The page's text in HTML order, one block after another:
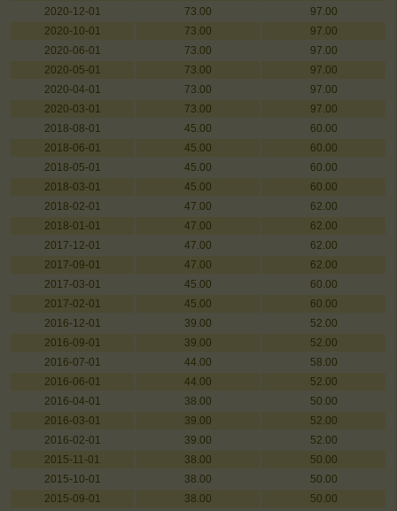
2020-12-01
73.00
97.00
2020-10-01
73.00
97.00
2020-06-01
73.00
97.00
2020-05-01
73.00
97.00
2020-04-01
73.00
97.00
2020-03-01
73.00
97.00
2018-08-01
45.00
60.00
2018-06-01
45.00
60.00
2018-05-01
45.00
60.00
2018-03-01
45.00
60.00
2018-02-01
47.00
62.00
2018-01-01
47.00
62.00
2017-12-01
47.00
62.00
2017-09-01
47.00
62.00
2017-03-01
45.00
60.00
2017-02-01
45.00
60.00
2016-12-01
39.00
52.00
2016-09-01
39.00
52.00
2016-07-01
44.00
58.00
2016-06-01
44.00
52.00
2016-04-01
38.00
50.00
2016-03-01
39.00
52.00
2016-02-01
39.00
52.00
2015-11-01
38.00
50.00
2015-10-01
38.00
50.00
2015-09-01
38.00
50.00